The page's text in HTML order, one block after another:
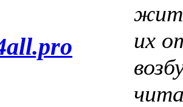
их